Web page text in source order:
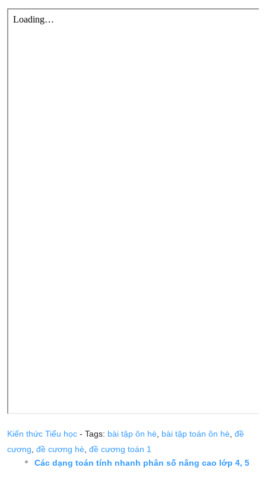
Kiến thức Tiểu học - Tags: bài tập ôn hè bài tập toán ôn hè đề
cương đề cương hè đề cương toán 1
Các dạng toán tính nhanh phân số nâng cao lớp 4, 5